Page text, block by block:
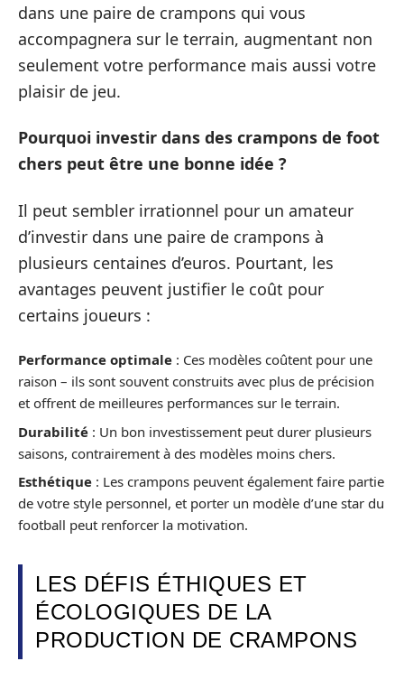
dans une paire de crampons qui vous
accompagnera sur le terrain, augmentant non
seulement votre performance mais aussi votre
plaisir de jeu.
Pourquoi investir dans des crampons de foot
chers peut être une bonne idée ?
Il peut sembler irrationnel pour un amateur
d’investir dans une paire de crampons à
plusieurs centaines d’euros. Pourtant, les
avantages peuvent justifier le coût pour
certains joueurs :
Performance optimale : Ces modèles coûtent pour une
raison – ils sont souvent construits avec plus de précision
et offrent de meilleures performances sur le terrain.
Durabilité : Un bon investissement peut durer plusieurs
saisons, contrairement à des modèles moins chers.
Esthétique : Les crampons peuvent également faire partie
de votre style personnel, et porter un modèle d’une star du
football peut renforcer la motivation.
LES DÉFIS ÉTHIQUES ET
ÉCOLOGIQUES DE LA
PRODUCTION DE CRAMPONS